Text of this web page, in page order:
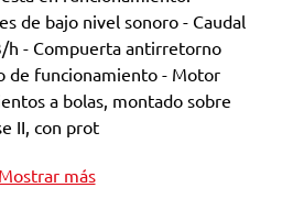
de bajo nivel sonoro - Caudal
h - Compuerta antirretorno
de funcionamiento - Motor
a bolas, montado sobre
II, con prot
Mostrar más